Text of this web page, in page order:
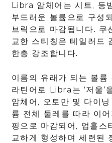
Libra 암체어는 시트, 등
부드러운 볼륨으로 구성
브릭으로 마감됩니다. 쿠
교한 스티칭은 테일러드
한층 강조합니다.
이름의 유래가 되는 볼륨
라틴어로 Libra는 ‘저울’
암체어, 오토만 및 다이
륨 전체 둘레를 따라 이
핑으로 마감되어, 업홀스
교하게 형성하며 세련된